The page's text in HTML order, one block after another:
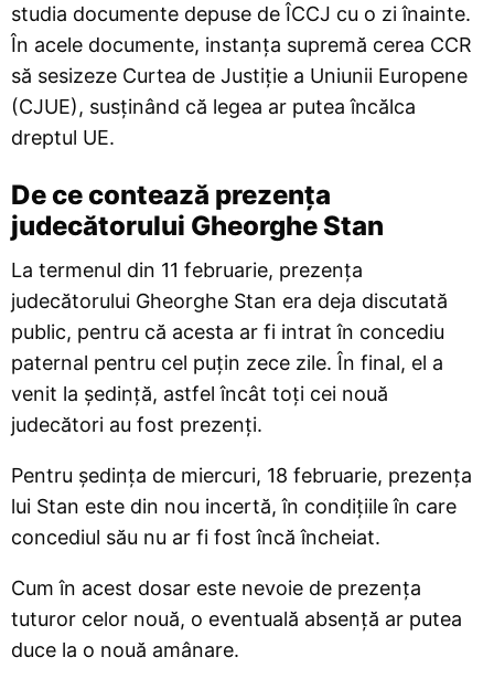
studia documente depuse de ÎCCJ cu o zi înainte.
În acele documente, instanța supremă cerea CCR
să sesizeze Curtea de Justiție a Uniunii Europene
(CJUE), susținând că legea ar putea încălca
dreptul UE.
De ce contează prezența
judecătorului Gheorghe Stan
La termenul din 11 februarie, prezența
judecătorului Gheorghe Stan era deja discutată
public, pentru că acesta ar fi intrat în concediu
paternal pentru cel puțin zece zile. În final, el a
venit la ședință, astfel încât toți cei nouă
judecători au fost prezenți.
Pentru ședința de miercuri, 18 februarie, prezența
lui Stan este din nou incertă, în condițiile în care
concediul său nu ar fi fost încă încheiat.
Cum în acest dosar este nevoie de prezența
tuturor celor nouă, o eventuală absență ar putea
duce la o nouă amânare.